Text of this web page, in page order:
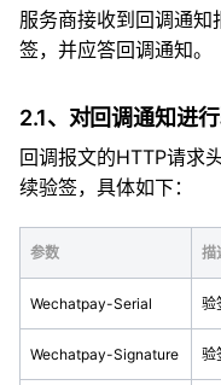
服务商接收到回调通知
签，并应答回调通知。
2.1、对回调通知进
回调报文的HTTP请求
续验签，具体如下：
参数 描
Wechatpay-Serial 验
Wechatpay-Signature 验